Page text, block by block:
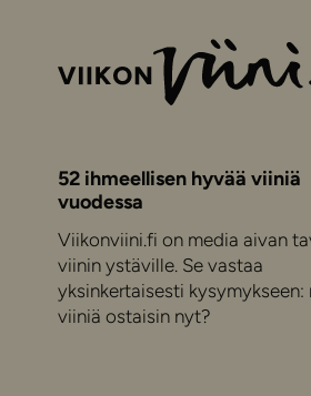
52 ihmeellisen hyvää viiniä
vuodessa
Viikonviini.fi on media aivan
viinin ystäville. Se vastaa
yksinkertaisesti kysymykseen:
viiniä ostaisin nyt?